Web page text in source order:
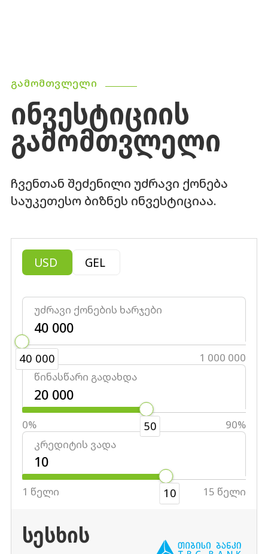
ᲒᲐᲛᲝᲛᲗᲕᲚᲔᲚᲘ
ᲘᲜᲕᲔᲡᲢᲘᲪᲘᲘᲡ
ᲒᲐᲛᲝᲛᲗᲕᲚᲔᲚᲘ
ჩვენთან შეძენილი უძრავი ქონება
საუკეთესო ბიზნეს ინვესტიციაა.
USD GEL
უძრავი ქონების ხარჯები
40 000
40 000
1 000 000
წინასწარი გადახდა
50
0%
90%
კრედიტის ვადა
10
1 წელი 15 წელი
ᲡᲔᲡᲮᲘᲡ